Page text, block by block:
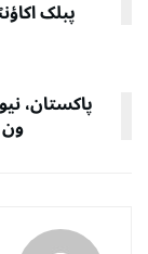
پبلک
پاکستان،